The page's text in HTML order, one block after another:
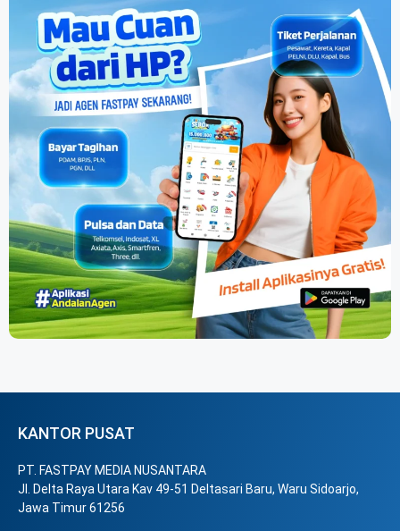
KANTOR PUSAT
PT. FASTPAY MEDIA NUSANTARA
Jl. Delta Raya Utara Kav 49-51 Deltasari Baru, Waru Sidoarjo,
Jawa Timur 61256